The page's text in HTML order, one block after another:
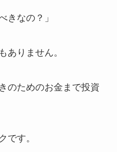
きなの？」
ありません。
のためのお金まで投資
です。